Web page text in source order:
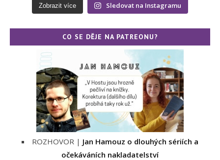
Zobrazit více Sledovat na Instagramu
CO SE DĚJE NA PATREONU?
ROZHOVOR | Jan Hamouz o dlouhých sériích a
očekáváních nakladatelství